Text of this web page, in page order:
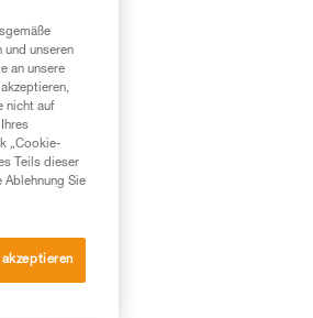
und unseren
an unsere
nicht auf
„Cookie-
Teils dieser
Ablehnung Sie